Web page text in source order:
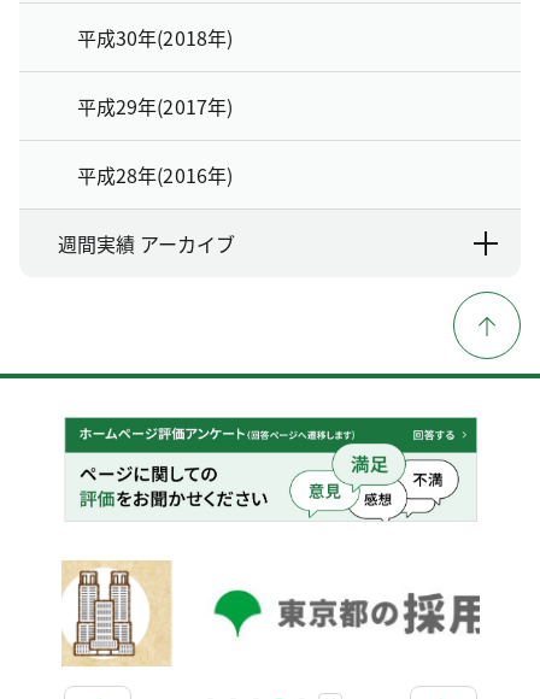
平成30年(2018年)
平成29年(2017年)
平成28年(2016年)
週間実績 アーカイブ